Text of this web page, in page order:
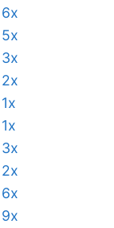
6x
5x
3x
2x
1x
1x
3x
2x
6x
9x